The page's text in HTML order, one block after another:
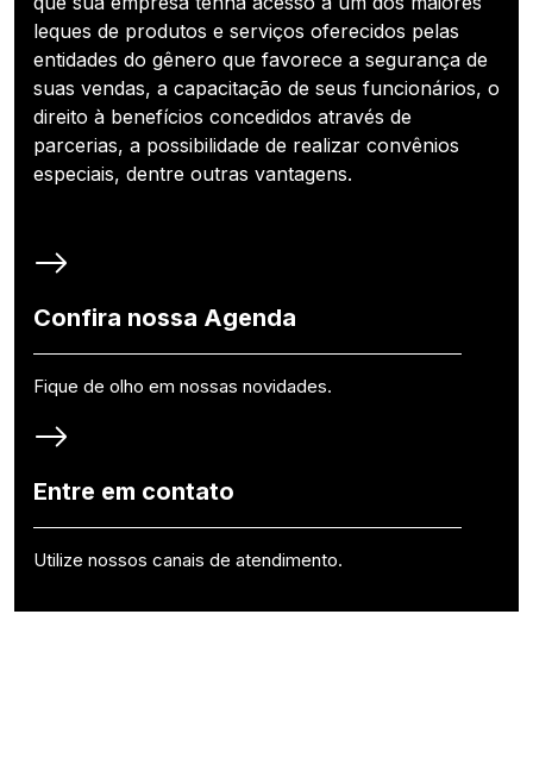
leques de produtos e serviços oferecidos pelas
entidades do gênero que favorece a segurança de
suas vendas, a capacitação de seus funcionários, o
direito à benefícios concedidos através de
parcerias, a possibilidade de realizar convênios
especiais, dentre outras vantagens.
Confira nossa Agenda
Fique de olho em nossas novidades.
Entre em contato
Utilize nossos canais de atendimento.